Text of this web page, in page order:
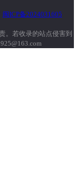
闽ICP备2024031605
。若收录的站点侵害到